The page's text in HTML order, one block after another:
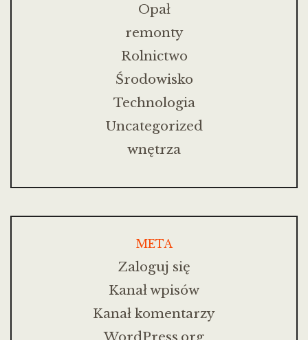
Opał
remonty
Rolnictwo
Środowisko
Technologia
Uncategorized
wnętrza
META
Zaloguj się
Kanał wpisów
Kanał komentarzy
WordPress.org